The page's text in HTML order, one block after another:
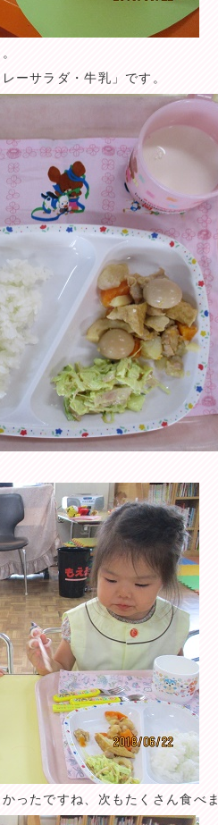
ーサラダ・牛乳」です。
ったですね、次もたくさん食べ